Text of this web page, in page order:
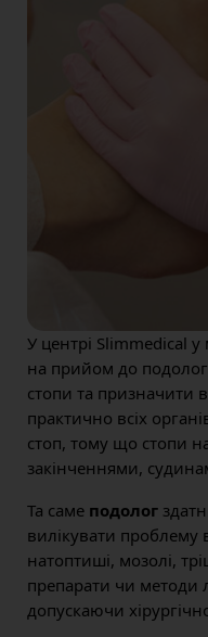
У центрі Slimmedical
на прийом до
стопи та призначити
практично всіх
стоп, тому що стопи
закінченнями,
Та саме подолог
вилікувати проблему
натоптиші, мозолі,
препарати чи методи
допускаючи